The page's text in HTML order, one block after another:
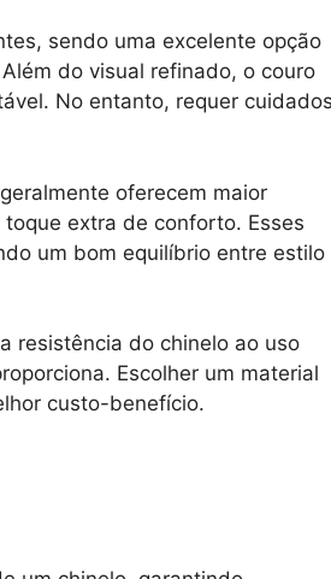
sendo uma excelente opção
do visual refinado, o couro
No entanto, requer
oferecem maior
extra de conforto. Esses
um bom equilíbrio entre estilo
resistência do chinelo ao uso
Escolher um material
custo-benefício.